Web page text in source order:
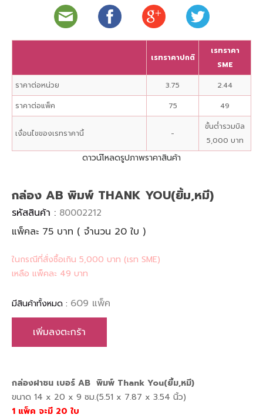
เรทราคาปกติ
เรทราคา
SME
ราคาต่อหน่วย
3.75
2.44
ราคาต่อแพ็ค
75 49
เงื่อนไขของเรทราคานี้ -
ขั้นต่ำรวมบิล
5,000 บาท
ดาวน์โหลดรูปภาพราคาสินค้า
กล่อง AB พิมพ์ THANK YOU(ยิ้ม,หมี)
รหัสสินค้า : 80002212
แพ็คละ 75 บาท ( จำนวน 20 ใบ )
ในกรณีที่สั่งซื้อเกิน 5,000 บาท (เรท SME)
เหลือ แพ็คละ 49 บาท
มีสินค้าทั้งหมด : 609 แพ็ค
เพิ่มลงตะกร้า
กล่องฝาชน เบอร์ AB พิมพ์ Thank You(ยิ้ม,หมี)
ขนาด 14 x 20 x 9 ซม.(5.51 x 7.87 x 3.54 นิ้ว)
1 แพ็ค จะมี 20 ใบ